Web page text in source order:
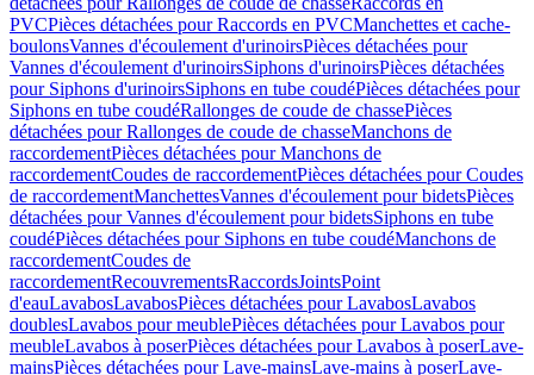
PVCPièces détachées pour Raccords en PVCManchettes et cache-
boulonsVannes d'écoulement d'urinoirsPièces détachées pour
Vannes d'écoulement d'urinoirsSiphons d'urinoirsPièces détachées
pour Siphons d'urinoirsSiphons en tube coudéPièces détachées pour
Siphons en tube coudéRallonges de coude de chassePièces
détachées pour Rallonges de coude de chasseManchons de
raccordementPièces détachées pour Manchons de
raccordementCoudes de raccordementPièces détachées pour Coudes
de raccordementManchettesVannes d'écoulement pour bidetsPièces
détachées pour Vannes d'écoulement pour bidetsSiphons en tube
coudéPièces détachées pour Siphons en tube coudéManchons de
raccordementCoudes de
raccordementRecouvrementsRaccordsJointsPoint
d'eauLavabosLavabosPièces détachées pour LavabosLavabos
doublesLavabos pour meublePièces détachées pour Lavabos pour
meubleLavabos à poserPièces détachées pour Lavabos à poserLave-
mainsPièces détachées pour Lave-mainsLave-mains à poserLave-